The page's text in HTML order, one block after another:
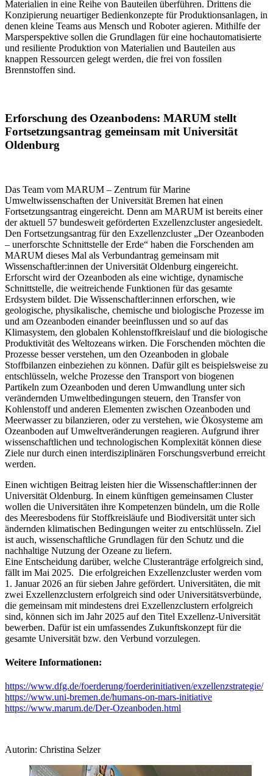
Materialien in eine Reihe von Bauteilen überführen. Drittens die
Konzipierung neuartiger Bedienkonzepte für Produktionsanlagen, in
denen kleine Teams aus Mensch und Roboter agieren. Mithilfe der
Marsperspektive sollen die Grundlagen für eine hochautomatisierte
und resiliente Produktion von Materialien und Bauteilen aus
knappen Ressourcen gelegt werden, die frei von fossilen
Brennstoffen sind.
Erforschung des Ozeanbodens: MARUM stellt
Fortsetzungsantrag gemeinsam mit Universität
Oldenburg
Das Team vom MARUM – Zentrum für Marine
Umweltwissenschaften der Universität Bremen hat einen
Fortsetzungsantrag eingereicht. Denn am MARUM ist bereits einer
der aktuell 57 bundesweit geförderten Exzellenzcluster angesiedelt.
Den Fortsetzungsantrag für den Exzellenzcluster „Der Ozeanboden
– unerforschte Schnittstelle der Erde“ haben die Forschenden am
MARUM dieses Mal als Verbundantrag gemeinsam mit
Wissenschaftler:innen der Universität Oldenburg eingereicht.
Erforscht wird der Ozeanboden als eine wichtige, dynamische
Schnittstelle, die weitreichende Funktionen für das gesamte
Erdsystem bildet. Die Wissenschaftler:innen erforschen, wie
geologische, physikalische, chemische und biologische Prozesse im
und am Ozeanboden einander beeinflussen und so auf das
Klimasystem, den globalen Kohlenstoffkreislauf und die biologische
Produktivität des Weltozeans wirken. Die Forschenden möchten die
Prozesse besser verstehen, um den Ozeanboden in globale
Stoffbilanzen einbeziehen zu können. Dafür gilt es beispielsweise zu
entschlüsseln, welche Prozesse den Transport von biogenen
Partikeln zum Ozeanboden und deren Umwandlung unter sich
verändernden Umweltbedingungen steuern, den Transfer von
Kohlenstoff und anderen Elementen zwischen Ozeanboden und
Meerwasser zu bilanzieren, oder zu verstehen, wie Ökosysteme am
Ozeanboden auf Umweltveränderungen reagieren. Aufgrund ihrer
wissenschaftlichen und technologischen Komplexität können diese
Ziele nur durch einen interdisziplinären Forschungsverbund erreicht
werden.
Einen wichtigen Beitrag leisten hier die Wissenschaftler:innen der
Universität Oldenburg. In einem künftigen gemeinsamen Cluster
wollen die Universitäten ihre Kompetenzen bündeln, um die Rolle
des Meeresbodens für Stoffkreisläufe und Biodiversität unter sich
ändernden klimatischen Bedingungen weiter zu entschlüsseln. Ziel
ist auch, wissenschaftliche Grundlagen für den Schutz und die
nachhaltige Nutzung der Ozeane zu liefern.
Eine Entscheidung darüber, welche Clusteranträge erfolgreich sind,
fällt im Mai 2025. Die erfolgreichen Exzellenzcluster werden vom
1. Januar 2026 an für sieben Jahre gefördert. Universitäten, die mit
zwei Exzellenzclustern erfolgreich sind oder Universitätsverbünde,
die gemeinsam mit mindestens drei Exzellenzclustern erfolgreich
sind, können sich im Jahr 2025 auf den Titel Exzellenz-Universität
bewerben. Dafür ist ein umfassendes Zukunftskonzept für die
gesamte Universität bzw. den Verbund vorzulegen.
Weitere Informationen:
https://www.dfg.de/foerderung/foerderinitiativen/exzellenzstrategie/
https://www.uni-bremen.de/humans-on-mars-initiative
https://www.marum.de/Der-Ozeanboden.html
Autorin: Christina Selzer